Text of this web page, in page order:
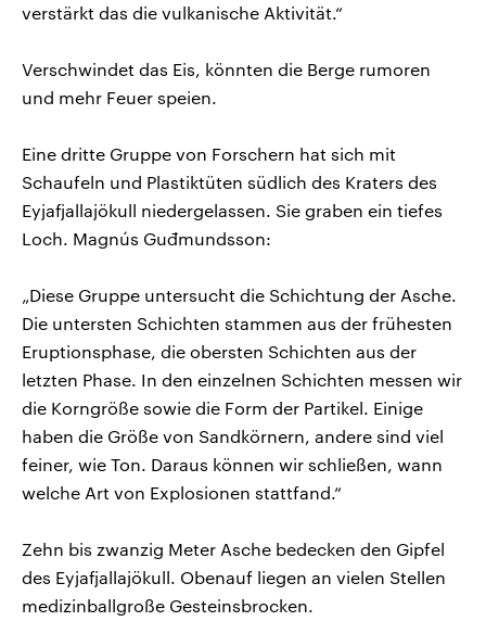
verstärkt das die vulkanische Aktivität.“
Verschwindet das Eis, könnten die Berge rumoren
und mehr Feuer speien.
Eine dritte Gruppe von Forschern hat sich mit
Schaufeln und Plastiktüten südlich des Kraters des
Eyjafjallajökull niedergelassen. Sie graben ein tiefes
Loch. Magnús Guđmundsson:
„Diese Gruppe untersucht die Schichtung der Asche.
Die untersten Schichten stammen aus der frühesten
Eruptionsphase, die obersten Schichten aus der
letzten Phase. In den einzelnen Schichten messen wir
die Korngröße sowie die Form der Partikel. Einige
haben die Größe von Sandkörnern, andere sind viel
feiner, wie Ton. Daraus können wir schließen, wann
welche Art von Explosionen stattfand.“
Zehn bis zwanzig Meter Asche bedecken den Gipfel
des Eyjafjallajökull. Obenauf liegen an vielen Stellen
medizinballgroße Gesteinsbrocken.